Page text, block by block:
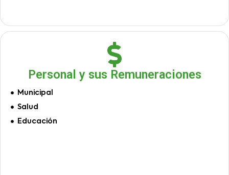
Personal y sus Remuneraciones
Municipal
Salud
Educación